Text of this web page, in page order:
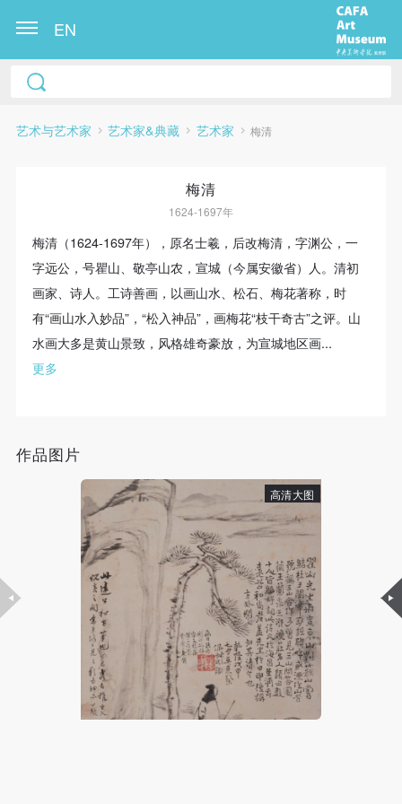
EN
艺术与艺术家 艺术家&典藏 艺术家 梅清
梅清
1624-1697年
梅清（1624-1697年），原名士羲，后改梅清，字渊公，一
字远公，号瞿山、敬亭山农，宣城（今属安徽省）人。清初
画家、诗人。工诗善画，以画山水、松石、梅花著称，时
有“画山水入妙品”，“松入神品”，画梅花“枝干奇古”之评。山
水画大多是黄山景致，风格雄奇豪放，为宣城地区画...
更多
作品图片
高清大图
快捷登录 帐号密码登录
验证码
登录
可使用雅昌艺术网会员账户登录